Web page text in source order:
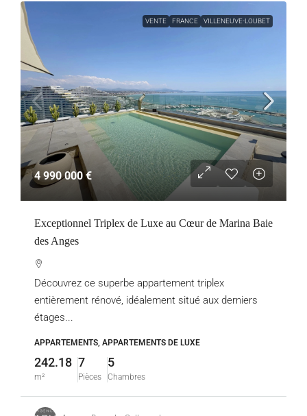
VENTE FRANCE VILLENEUVE-LOUBET
4 990 000 €
Exceptionnel Triplex de Luxe au Cœur de Marina Baie
des Anges
Découvrez ce superbe appartement triplex
entièrement rénové, idéalement situé aux derniers
étages...
APPARTEMENTS, APPARTEMENTS DE LUXE
242.18
m²
7
Pièces
5
Chambres